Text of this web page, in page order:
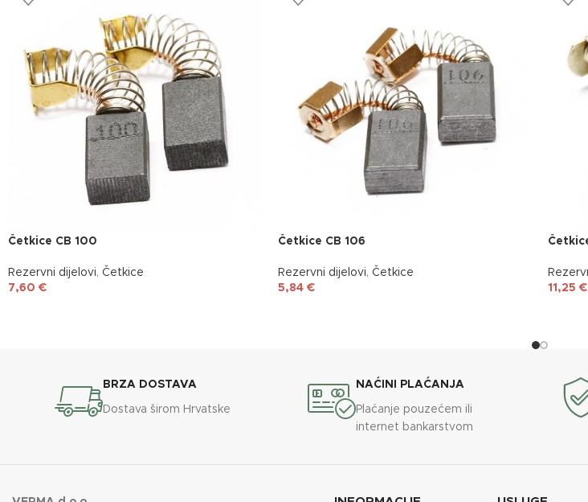
Četkice CB 100
Rezervni dijelovi, Četkice
7,60 €
Četkice CB 106
Rezervni dijelovi, Četkice
5,84 €
11,25 €
BRZA DOSTAVA
Dostava širom Hrvatske
NAĆINI PLAĆANJA
Plaćanje pouzećem ili
internet bankarstvom